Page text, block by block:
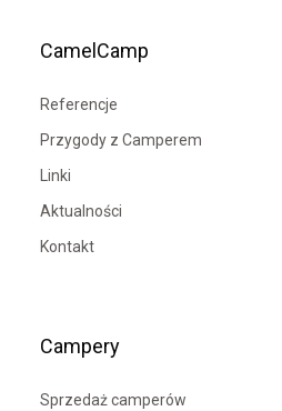
CamelCamp
Referencje
Przygody z Camperem
Linki
Aktualności
Kontakt
Campery
Sprzedaż camperów